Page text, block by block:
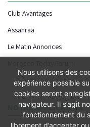
Club Avantages
Assahraa
Le Matin Annonces
NOTRE APPLICATION
Nous utilisons des
expérience possible
cookies seront
navigateur. Il s’agit
fonctionnement du
librement d’accepter